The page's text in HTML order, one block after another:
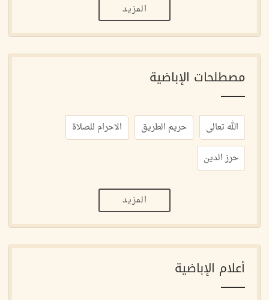
المزيد
مصطلحات الإباضية
الله تعالى حريم الطريق
الاحرام للصلاة
حرز الدين
المزيد
أعلام الإباضية